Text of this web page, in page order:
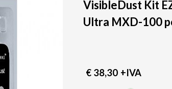
VisibleDust Kit
Ultra MXD-100
€ 38,30 +IVA